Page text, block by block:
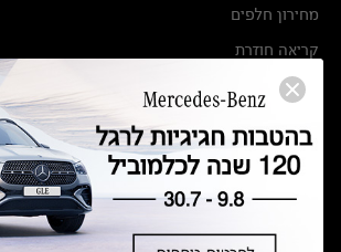
מחירון חלפים
קריאה חוזרת
הודעה על הטבות לרכבי מרצדס בהסדר פשרה בתצ 56447-02-19
תקנון ימי מכירות 120 לכלמוביל